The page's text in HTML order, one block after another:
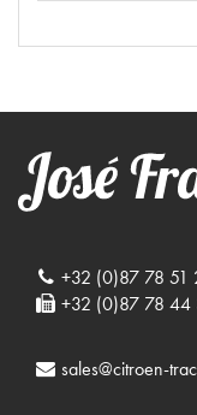
+32 (0)87 78 51
+32 (0)87 78 44
sales@citroen-